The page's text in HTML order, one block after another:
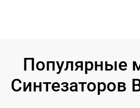
Популярные
Синтезаторов